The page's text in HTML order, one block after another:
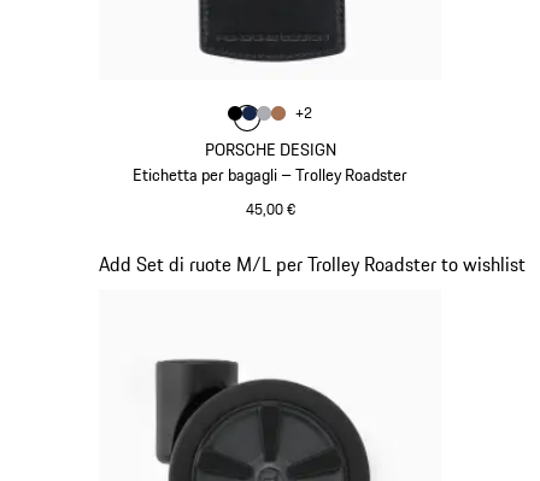
PORSCHE DESIGN
Etichetta per bagagli – Trolley Roadster
45,00 €
Colore
ColoreNero
Colore Blu Scuro
Colore
Colore
+2
Add Set di ruote M/L per Trolley Roadster to wishlist
Diapositiva 18 di 20